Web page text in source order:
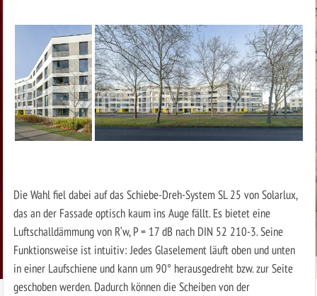
Die Wahl fiel dabei auf das Schiebe-Dreh-System SL 25 von Solarlux,
das an der Fassade optisch kaum ins Auge fällt. Es bietet eine
Luftschalldämmung von R‘w, P = 17 dB nach DIN 52 210-3. Seine
Funktionsweise ist intuitiv: Jedes Glaselement läuft oben und unten
in einer Laufschiene und kann um 90° herausgedreht bzw. zur Seite
geschoben werden. Dadurch können die Scheiben von der